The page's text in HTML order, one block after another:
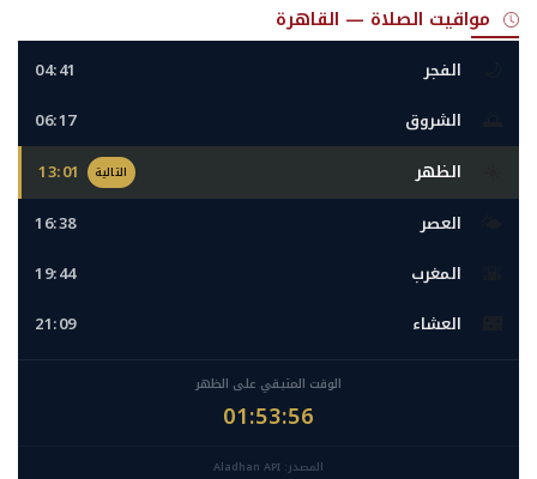
مواقيت الصلاة — القاهرة
الفجر 04:41
الشروق 06:17
الظهر التالية 13:01
العصر 16:38
المغرب 19:44
العشاء 21:09
الوقت المتبقي على الظهر
01:53:54
المصدر: Aladhan API